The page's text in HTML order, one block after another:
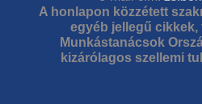
A honlapon közzétett
egyéb jellegű
Munkástanácsok
kizárólagos szellemi